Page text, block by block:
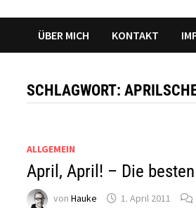
ÜBER MICH KONTAKT
SCHLAGWORT:
ALLGEMEIN
April, April! – Die
vonHauke 1. April 2011